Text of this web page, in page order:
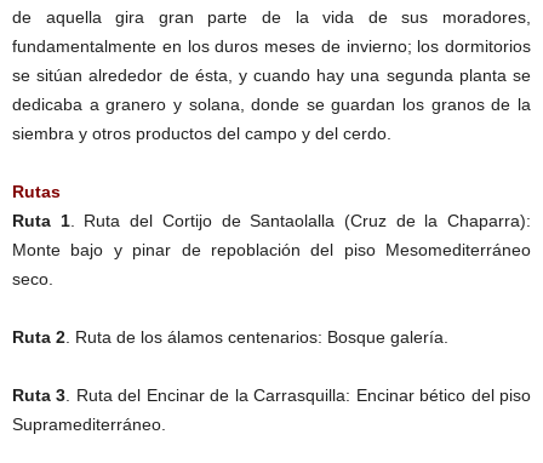
de aquella gira gran parte de la vida de sus moradores,
fundamentalmente en los duros meses de invierno; los dormitorios
se sitúan alrededor de ésta, y cuando hay una segunda planta se
dedicaba a granero y solana, donde se guardan los granos de la
siembra y otros productos del campo y del cerdo.
Rutas
Ruta 1. Ruta del Cortijo de Santaolalla (Cruz de la Chaparra):
Monte bajo y pinar de repoblación del piso Mesomediterráneo
seco.
Ruta 2. Ruta de los álamos centenarios: Bosque galería.
Ruta 3. Ruta del Encinar de la Carrasquilla: Encinar bético del piso
Supramediterráneo.